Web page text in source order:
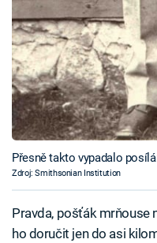
Přesně takto vypadalo
Zdroj: Smithsonian Institution
Pravda, pošťák mrňouse
ho doručit jen do asi